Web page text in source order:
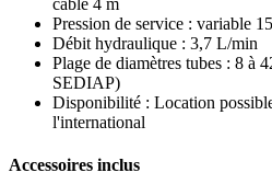
Pression de service : variable
Débit hydraulique : 3,7 L/min
Plage de diamètres tubes : 8 à
SEDIAP)
Disponibilité : Location
l'international
Accessoires inclus